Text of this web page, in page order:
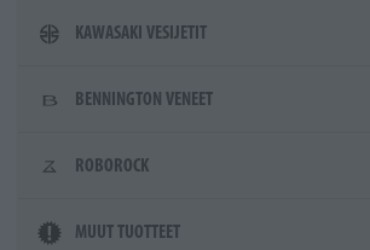
KAWASAKI VESIJETIT
BENNINGTON VENEET
ROBOROCK
MUUT TUOTTEET